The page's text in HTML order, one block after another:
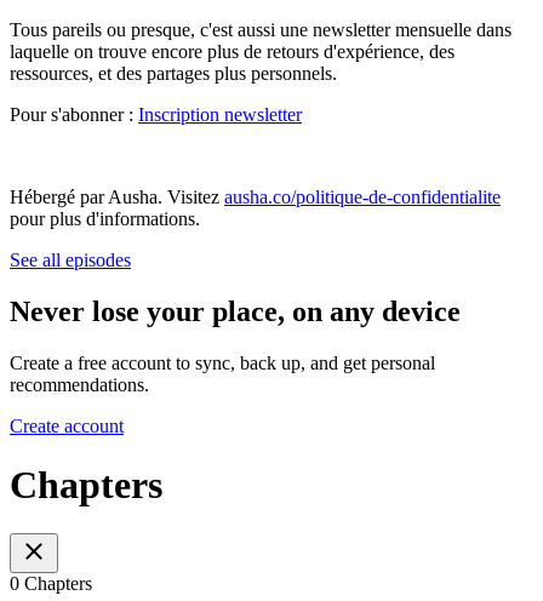
Tous pareils ou presque, c'est aussi une newsletter mensuelle dans
laquelle on trouve encore plus de retours d'expérience, des
ressources, et des partages plus personnels.
Pour s'abonner : Inscription newsletter
Hébergé par Ausha. Visitez ausha.co/politique-de-confidentialite
pour plus d'informations.
See all episodes
Never lose your place, on any device
Create a free account to sync, back up, and get personal
recommendations.
Create account
Chapters
0 Chapters